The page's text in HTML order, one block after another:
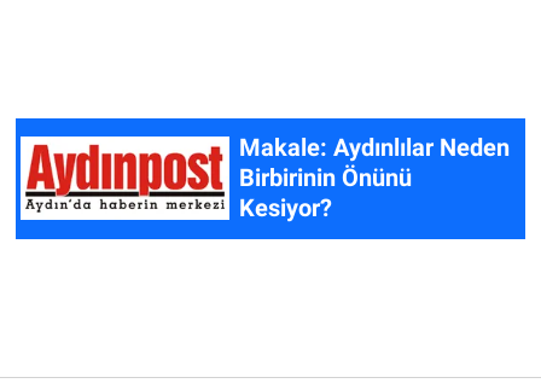
Makale: Aydınlılar Neden
Birbirinin Önünü
Kesiyor?